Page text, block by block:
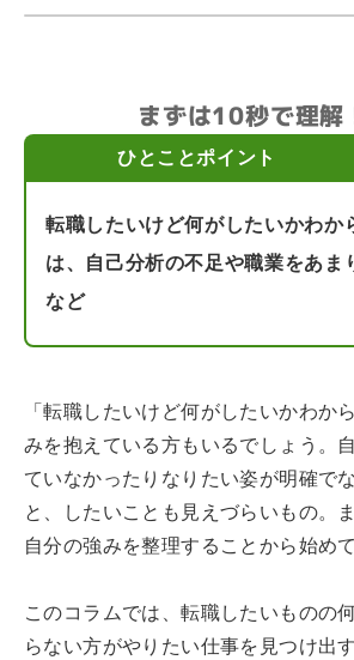
まずは10秒で理解
ひとことポイント
転職したいけど何がしたいかわか
は、自己分析の不足や職業をあま
など
「転職したいけど何がしたいかわか
みを抱えている方もいるでしょう。
ていなかったりなりたい姿が明確で
と、したいことも見えづらいもの。
自分の強みを整理することから始め
このコラムでは、転職したいものの
らない方がやりたい仕事を見つけ出